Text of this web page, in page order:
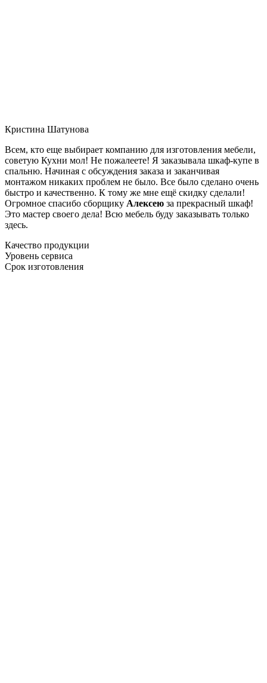
Кристина Шатунова
Всем, кто еще выбирает компанию для изготовления мебели,
советую Кухни мол! Не пожалеете! Я заказывала шкаф-купе в
спальню. Начиная с обсуждения заказа и заканчивая
монтажом никаких проблем не было. Все было сделано очень
быстро и качественно. К тому же мне ещё скидку сделали!
Огромное спасибо сборщику Алексею за прекрасный шкаф!
Это мастер своего дела! Всю мебель буду заказывать только
здесь.
Качество продукции
Уровень сервиса
Срок изготовления